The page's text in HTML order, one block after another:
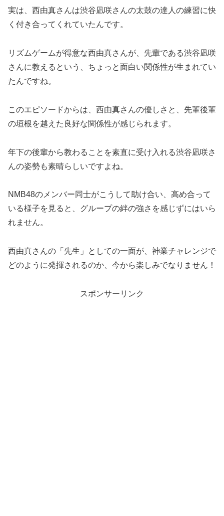
実は、西由真さんは渋谷凪咲さんの太鼓の達人の練習に快
く付き合ってくれていたんです。
リズムゲームが得意な西由真さんが、先輩である渋谷凪咲
さんに教えるという、ちょっと面白い関係性が生まれてい
たんですね。
このエピソードからは、西由真さんの優しさと、先輩後輩
の垣根を越えた良好な関係性が感じられます。
年下の後輩から教わることを素直に受け入れる渋谷凪咲さ
んの姿勢も素晴らしいですよね。
NMB48のメンバー同士がこうして助け合い、高め合って
いる様子を見ると、グループの絆の強さを感じずにはいら
れません。
西由真さんの「先生」としての一面が、神業チャレンジで
どのように発揮されるのか、今から楽しみでなりません！
スポンサーリンク